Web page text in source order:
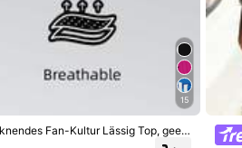
15
Fan-Kultur Lässig Top, geeig